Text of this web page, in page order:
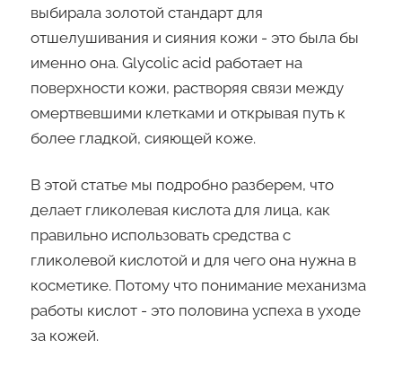
выбирала золотой стандарт для
отшелушивания и сияния кожи - это была бы
именно она. Glycolic acid работает на
поверхности кожи, растворяя связи между
омертвевшими клетками и открывая путь к
более гладкой, сияющей коже.
В этой статье мы подробно разберем, что
делает гликолевая кислота для лица, как
правильно использовать средства с
гликолевой кислотой и для чего она нужна в
косметике. Потому что понимание механизма
работы кислот - это половина успеха в уходе
за кожей.